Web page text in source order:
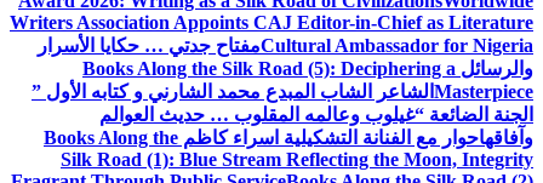
Writers Association Appoints CAJ Editor-in-Chief as Literature
Cultural Ambassador for Nigeriaمفتاح جدتي … حكايا الأسرار
والرسائل Books Along the Silk Road (5): Deciphering a
Masterpiece الشاعر الشاب المبدع محمد الشارني و كتابه الأول ”
الجنة الضائعة “غيلوب وعالمه المقلوب … حديث العوالم
وآفاقهاحوار مع الفنانة التشكيلية اسراء كاظم Books Along the
Silk Road (1): Blue Stream Reflecting the Moon, Integrity